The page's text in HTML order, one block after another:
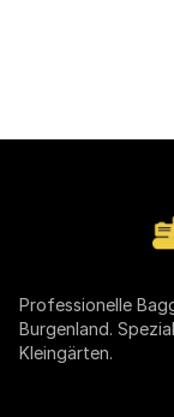
Professionelle
Burgenland.
Kleingärten.